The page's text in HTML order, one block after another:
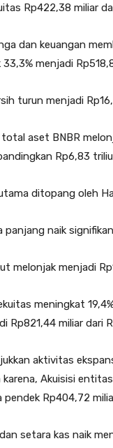
Rp422,38 miliar
dan keuangan
menjadi
turun menjadi
total aset BNBR
Rp6,83
ditopang oleh
panjang naik
melonjak menjadi
meningkat
Rp821,44 miliar dari
aktivitas
Akuisisi
pendek Rp404,72
setara kas naik